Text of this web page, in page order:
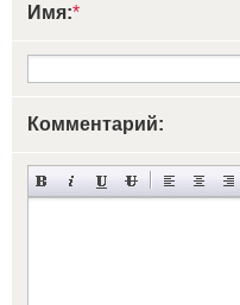
Имя:*
Комментарий: